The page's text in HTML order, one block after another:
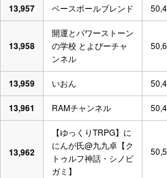
13,957 ベースボールブレンド
13,958
開運とパワーストーン
の学校 とよぴーチャ
ンネル
13,959 いおん
13,961 RAMチャンネル
13,962
【ゆっくりTRPG】に
にんが氏@九九卓【ク
トゥルフ神話・シノビ
ガミ】